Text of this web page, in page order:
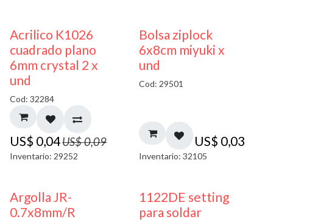
50% DESCUENTO
Acrilico K1026
cuadrado plano
6mm crystal 2 x
und
Cod: 32284
US$ 0,04US$0,09
Inventario: 29252
¡NUEVO!
Bolsa ziplock
6x8cm miyuki x
und
Cod: 29501
US$ 0,03
Inventario: 32105
Argolla JR-
0.7x8mm/R
1122DE setting
para soldar